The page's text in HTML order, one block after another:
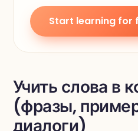
Start learning for
Учить слова в
(фразы,
диалоги)